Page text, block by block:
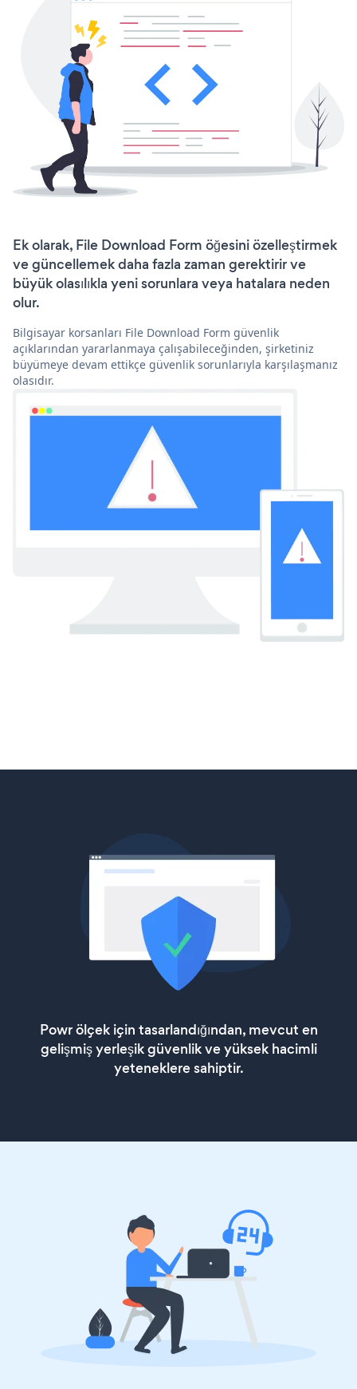
Ek olarak, File Download Form öğesini özelleştirmek
ve güncellemek daha fazla zaman gerektirir ve
büyük olasılıkla yeni sorunlara veya hatalara neden
olur.
Bilgisayar korsanları File Download Form güvenlik
açıklarından yararlanmaya çalışabileceğinden, şirketiniz
büyümeye devam ettikçe güvenlik sorunlarıyla karşılaşmanız
olasıdır.
Powr ölçek için tasarlandığından, mevcut en
gelişmiş yerleşik güvenlik ve yüksek hacimli
yeteneklere sahiptir.